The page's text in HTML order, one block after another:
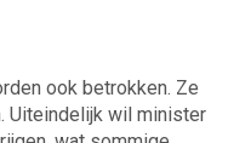
ook betrokken. Ze
Uiteindelijk wil minister